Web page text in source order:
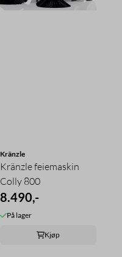
Kränzle
Kränzle feiemaskin
Colly 800
8.490,-
På lager
Kjøp